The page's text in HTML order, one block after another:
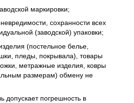
маркировки;
сохранности всех
(заводской) упаковки;
(постельное белье,
пледы, покрывала), товары
метражные изделия, ковры
размерам) обмену не
допускает погрешность в